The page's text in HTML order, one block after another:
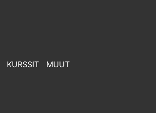
KURSSIT MUUT